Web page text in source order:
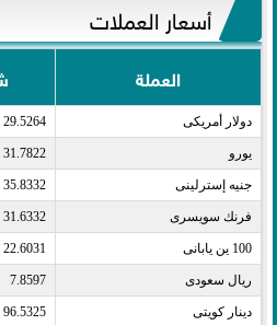
أسعار العملات
العملة
دولار أمريكى​ 29.5264
يورو​ 31.7822
جنيه إسترلينى​ 35.8332
فرنك سويسرى​ 31.6332
100 ين يابانى​ 22.6031
ريال سعودى​ 7.8597
دينار كويتى​ 96.5325